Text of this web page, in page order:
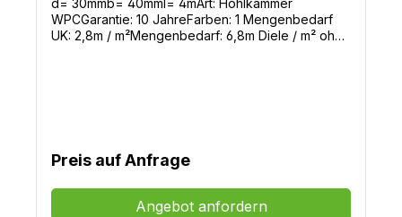
d= 30mmb= 40mml= 4mArt: Hohlkammer
WPCGarantie: 10 JahreFarben: 1 Mengenbedarf
UK: 2,8m / m²Mengenbedarf: 6,8m Diele / m² ohne
Preis auf Anfrage
Angebot anfordern